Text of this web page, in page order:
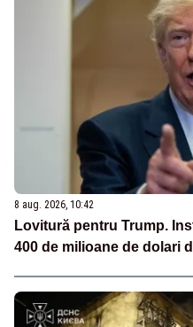
8 aug. 2026, 10:42
Lovitură pentru Trump.
400 de milioane de dolari